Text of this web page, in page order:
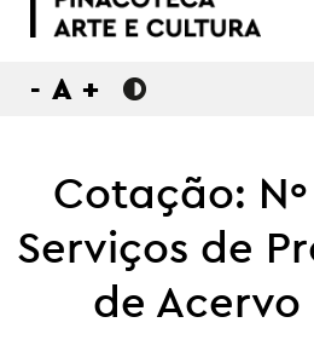
- A +
Cotação:
Serviços de
de